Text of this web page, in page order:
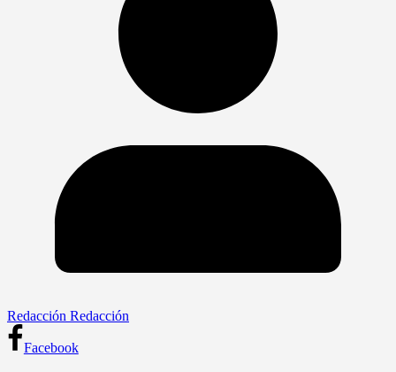
Redacción Redacción
Facebook